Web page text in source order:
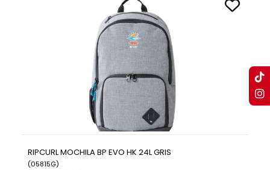
RIPCURL MOCHILA BP EVO HK 24L GRIS
(05815G)